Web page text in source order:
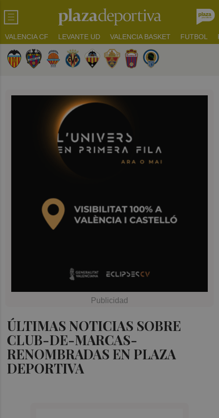
VALENCIA CF LEVANTE UD VALENCIA BASKET FUTBOL
ÚLTIMAS NOTICIAS SOBRE
CLUB-DE-MARCAS-
RENOMBRADAS EN PLAZA
DEPORTIVA